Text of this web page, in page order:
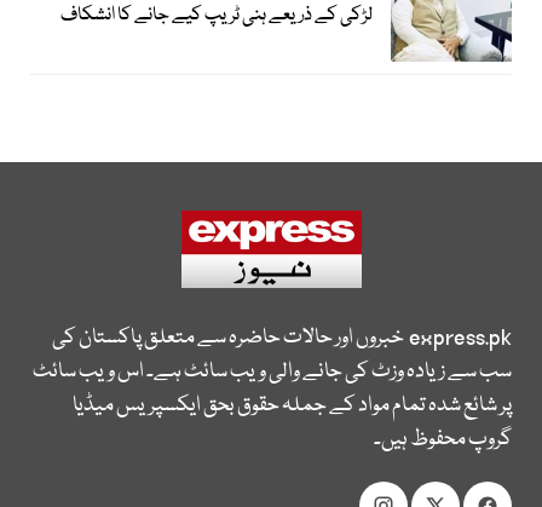
لڑکی کے ذریعے ہنی ٹریپ کیے جانے کا انشکاف
express.pkخبروں اور حالات حاضرہ سے متعلق پاکستان کی
سب سے زیادہ وزٹ کی جانے والی ویب سائٹ ہے۔ اس ویب سائٹ
پر شائع شدہ تمام مواد کے جملہ حقوق بحق ایکسپریس میڈیا
گروپ محفوظ ہیں۔